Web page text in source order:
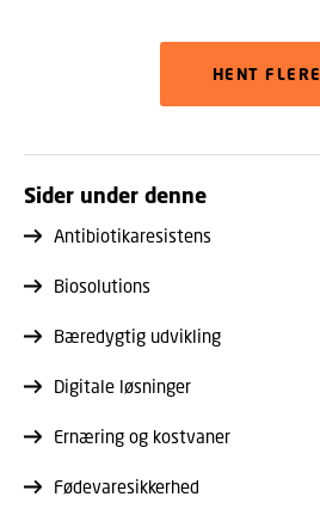
HENT FLERE
Sider under denne
Antibiotikaresistens
Biosolutions
Bæredygtig udvikling
Digitale løsninger
Ernæring og kostvaner
Fødevaresikkerhed